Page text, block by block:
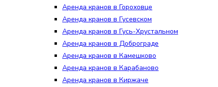
Аренда кранов в Гороховце
Аренда кранов в Гусевском
Аренда кранов в Гусь-Хрустальном
Аренда кранов в Доброграде
Аренда кранов в Камешково
Аренда кранов в Карабаново
Аренда кранов в Киржаче